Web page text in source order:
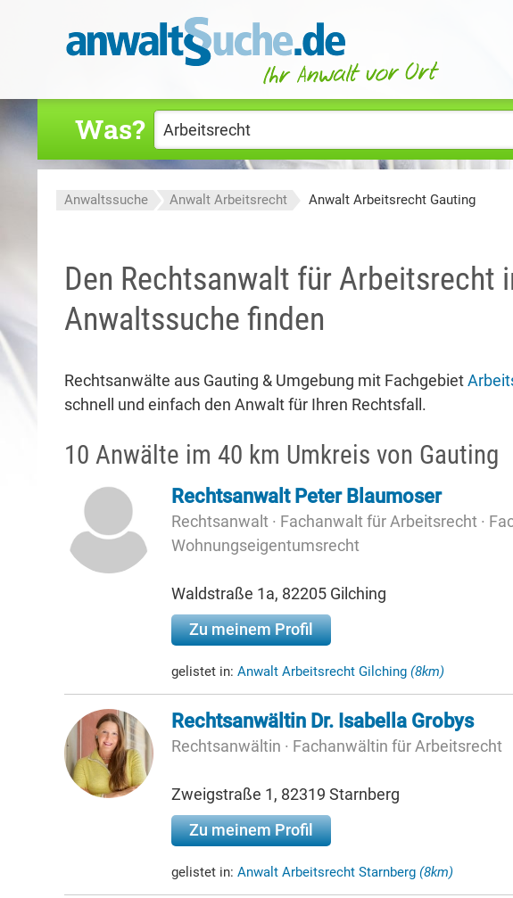
Was?
Anwaltssuche Anwalt Arbeitsrecht Anwalt Arbeitsrecht Gauting
Den Rechtsanwalt für Arbeitsrecht
Anwaltssuche finden
Rechtsanwälte aus Gauting & Umgebung mit Fachgebiet
schnell und einfach den Anwalt für Ihren Rechtsfall.
10 Anwälte im 40 km Umkreis von Gauting
Rechtsanwalt Peter Blaumoser
Rechtsanwalt · Fachanwalt für Arbeitsrecht ·
Wohnungseigentumsrecht
Waldstraße 1a, 82205 Gilching
Zu meinem Profil
gelistet in: Anwalt Arbeitsrecht Gilching (8km)
Rechtsanwältin Dr. Isabella Grobys
Rechtsanwältin · Fachanwältin für Arbeitsrecht
Zweigstraße 1, 82319 Starnberg
Zu meinem Profil
gelistet in: Anwalt Arbeitsrecht Starnberg (8km)